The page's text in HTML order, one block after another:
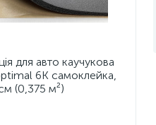
для авто каучукова
6К самоклейка,
(0,375 м²)